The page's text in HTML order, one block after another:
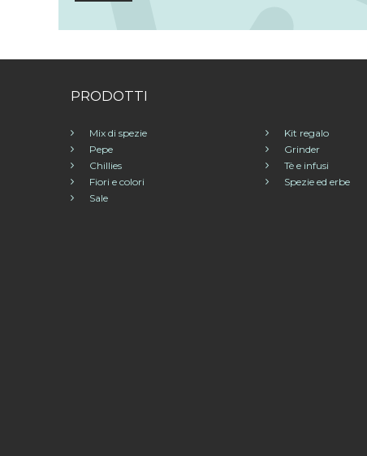
PRODOTTI
Mix di spezie
Pepe
Chillies
Fiori e colori
Sale
Kit regalo
Grinder
Tè e infusi
Spezie ed erbe